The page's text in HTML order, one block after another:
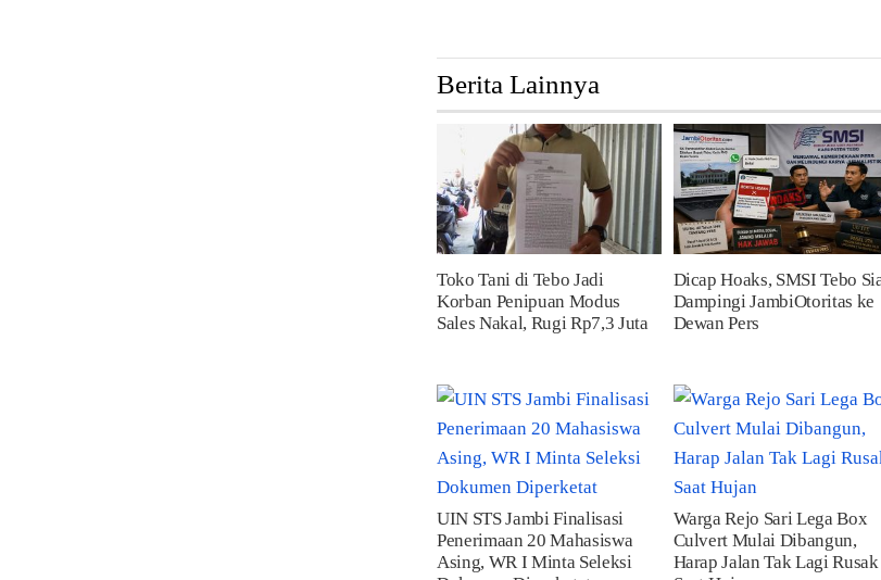
Berita Lainnya
Toko Tani di Tebo Jadi
Korban Penipuan Modus
Sales Nakal, Rugi Rp7,3 Juta
Dicap Hoaks, SMSI Tebo
Dampingi JambiOtoritas ke
Dewan Pers
UIN STS Jambi Finalisasi
Penerimaan 20 Mahasiswa
Asing, WR I Minta Seleksi
Warga Rejo Sari Lega Box
Culvert Mulai Dibangun,
Harap Jalan Tak Lagi Rusak